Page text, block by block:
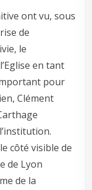
ont vu, sous
de
le
en tant
pour
Clément
côté visible de
de Lyon
de la